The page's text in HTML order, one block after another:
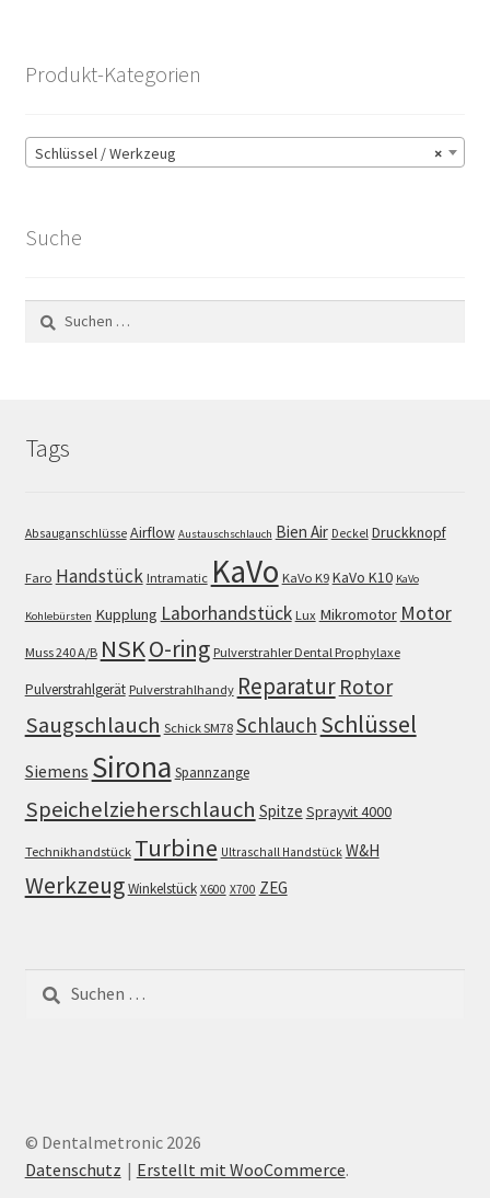
Produkt-Kategorien
×
Schlüssel / Werkzeug
Suche
Suchen
nach:
Tags
Absauganschlüsse Airflow Austauschschlauch Bien Air Deckel Druckknopf
Faro Handstück Intramatic KaVo KaVo K9 KaVo K10 KaVo
Kohlebürsten Kupplung Laborhandstück Lux Mikromotor Motor
Muss 240 A/B NSKO-ring Pulverstrahler Dental Prophylaxe
Pulverstrahlgerät Pulverstrahlhandy Reparatur Rotor
Saugschlauch Schick SM78 Schlauch Schlüssel
Siemens Sirona Spannzange
Speichelzieherschlauch Spitze Sprayvit 4000
Technikhandstück Turbine Ultraschall Handstück W&H
WerkzeugWinkelstück X600 X700 ZEG
Suchen
nach:
© Dentalmetronic 2026
Datenschutz
Erstellt mit WooCommerce.